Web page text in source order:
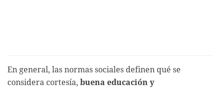
En general, las normas sociales definen qué se
considera cortesía, buena educación y